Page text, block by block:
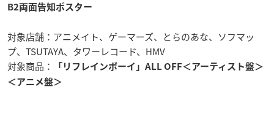
B2両面告知ポスター
対象店舗：アニメイト、ゲーマーズ、とらのあな、ソフマッ
プ、TSUTAYA、タワーレコード、HMV
対象商品：
「リフレインボーイ」ALL OFF＜アーティスト盤＞
＜アニメ盤＞